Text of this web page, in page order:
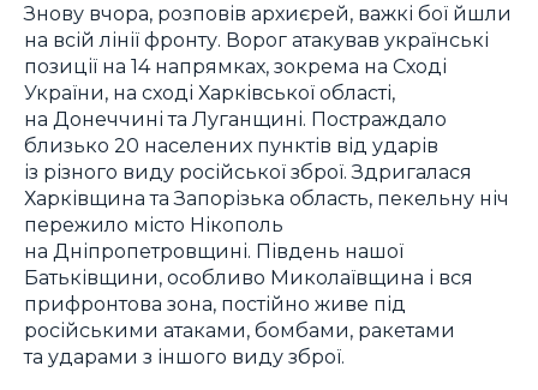
Знову вчора, розповів архиєрей, важкі бої йшли
на всій лінії фронту. Ворог атакував українські
позиції на 14 напрямках, зокрема на Сході
України, на сході Харківської області,
на Донеччині та Луганщині. Постраждало
близько 20 населених пунктів від ударів
із різного виду російської зброї. Здригалася
Харківщина та Запорізька область, пекельну ніч
пережило місто Нікополь
на Дніпропетровщині. Південь нашої
Батьківщини, особливо Миколаївщина і вся
прифронтова зона, постійно живе під
російськими атаками, бомбами, ракетами
та ударами з іншого виду зброї.